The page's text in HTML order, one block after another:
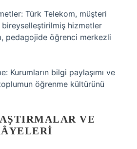
Türk Telekom, müşteri
bireyselleştirilmiş hizmetler
pedagojide öğrenci merkezli
Kurumların bilgi paylaşımı ve
öğrenme kültürünü
VE